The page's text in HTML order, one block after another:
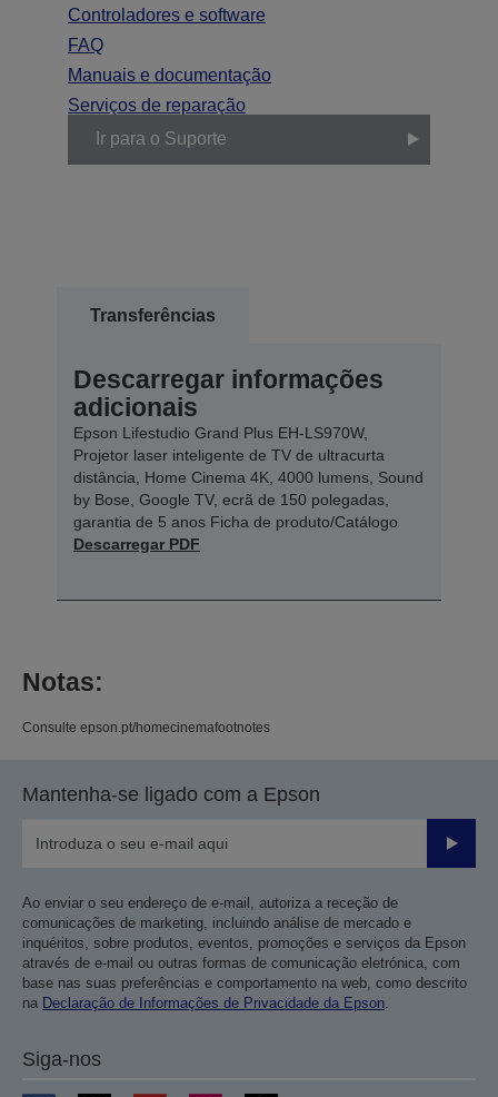
Controladores e software
FAQ
Manuais e documentação
Serviços de reparação
Ir para o Suporte
Transferências
Descarregar informações
adicionais
Epson Lifestudio Grand Plus EH-LS970W,
Projetor laser inteligente de TV de ultracurta
distância, Home Cinema 4K, 4000 lumens, Sound
by Bose, Google TV, ecrã de 150 polegadas,
garantia de 5 anos Ficha de produto/Catálogo
Descarregar PDF
Notas:
Consulte epson.pt/homecinemafootnotes
Mantenha-se ligado com a Epson
Enviar
Ao enviar o seu endereço de e-mail, autoriza a receção de
comunicações de marketing, incluindo análise de mercado e
inquéritos, sobre produtos, eventos, promoções e serviços da Epson
através de e-mail ou outras formas de comunicação eletrónica, com
base nas suas preferências e comportamento na web, como descrito
na Declaração de Informações de Privacidade da Epson
Siga-nos